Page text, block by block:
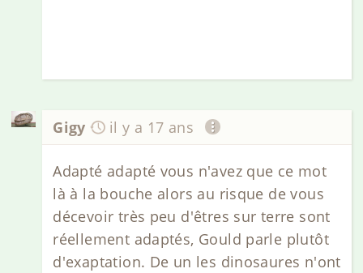
Gigy il y a 17 ans
Adapté adapté vous n'avez que ce mot
là à la bouche alors au risque de vous
décevoir très peu d'êtres sur terre sont
réellement adaptés, Gould parle plutôt
d'exaptation. De un les dinosaures n'ont